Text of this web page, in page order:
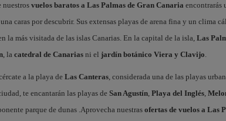
nuestros vuelos baratos a Las Palmas de Gran Canaria encontrarás
caras por descubrir. Sus extensas playas de arena fina y un clima
la más visitada de las islas Canarias. En la capital de la isla, Las
, la catedral de Canariasni el jardín botánico Viera y Clavijo.
a la playa de Las Canteras, considerada una de las playas
te encantarán las playas de San Agustín, Playa del Inglés,
parque de dunas .Aprovecha nuestras ofertas de vuelos a Las